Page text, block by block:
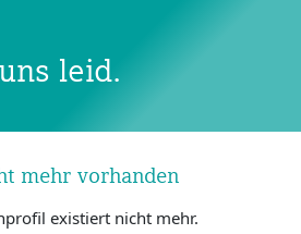
leid.
mehr vorhanden
existiert nicht mehr.